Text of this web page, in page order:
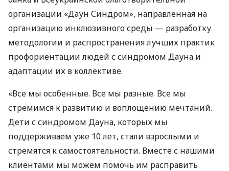
организации «Даун Синдром», направленная на
организацию инклюзивного среды — разработку
методологии и распространения лучших практик
профориентации людей с синдромом Дауна и
адаптации их в коллективе.
«Все мы особенные. Все мы разные. Все мы
стремимся к развитию и воплощению мечтаний.
Дети с синдромом Дауна, которых мы
поддерживаем уже 10 лет, стали взрослыми и
стремятся к самостоятельности. Вместе с нашими
клиентами мы можем помочь им расправить